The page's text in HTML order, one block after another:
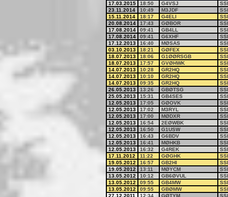
17.03.2015
18:50 G4VSJ
23.11.2014
10:49 M3JDF
15.11.2014
18:17 G4ELI
20.08.2014
17:43 GØBOR
17.08.2014
09:41 GB4LL
17.08.2014
09:41 G6XHF
17.12.2013
16:40 MØSAS
03.10.2013
18:21 GØFEX
18.07.2013
18:06 G1ØØRSGB
18.07.2013
17:57 GVØHWK
14.07.2013
10:28 GR2HQ
14.07.2013
10:10 GR2HQ
14.07.2013
09:35 GR2HQ
26.05.2013
13:26 GBØTSG
25.05.2013
15:31 GB4SES
12.05.2013
17:05 GØOVK
12.05.2013
17:02 M3RYL
12.05.2013
17:00 MØDXR
12.05.2013
16:54 2EØWBK
12.05.2013
16:50 G1USW
12.05.2013
16:43 G6BDV
12.05.2013
16:41 MØHKB
12.05.2013
16:32 G4REK
17.11.2012
11:22 GØGHK
19.05.2012
16:57 GB2HI
19.05.2012
13:11 MØYCM
13.05.2012
10:12 GB6ØVUL
13.05.2012
09:55 GB4MW
13.05.2012
09:55 GBØMW
27.12.2011
12:34 GØTYM